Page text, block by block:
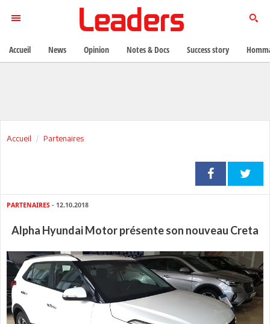
Accueil Partenaires
PARTENAIRES - 12.10.2018
Alpha Hyundai Motor présente son nouveau Creta
Accueil News Opinion Notes & Docs Success story